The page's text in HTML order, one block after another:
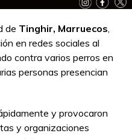
admite que
perros Chow
1,000 elefantes
de Tinghir, Marruecos,
en redes sociales al
contra varios perros en
personas presencian
y provocaron
y organizaciones